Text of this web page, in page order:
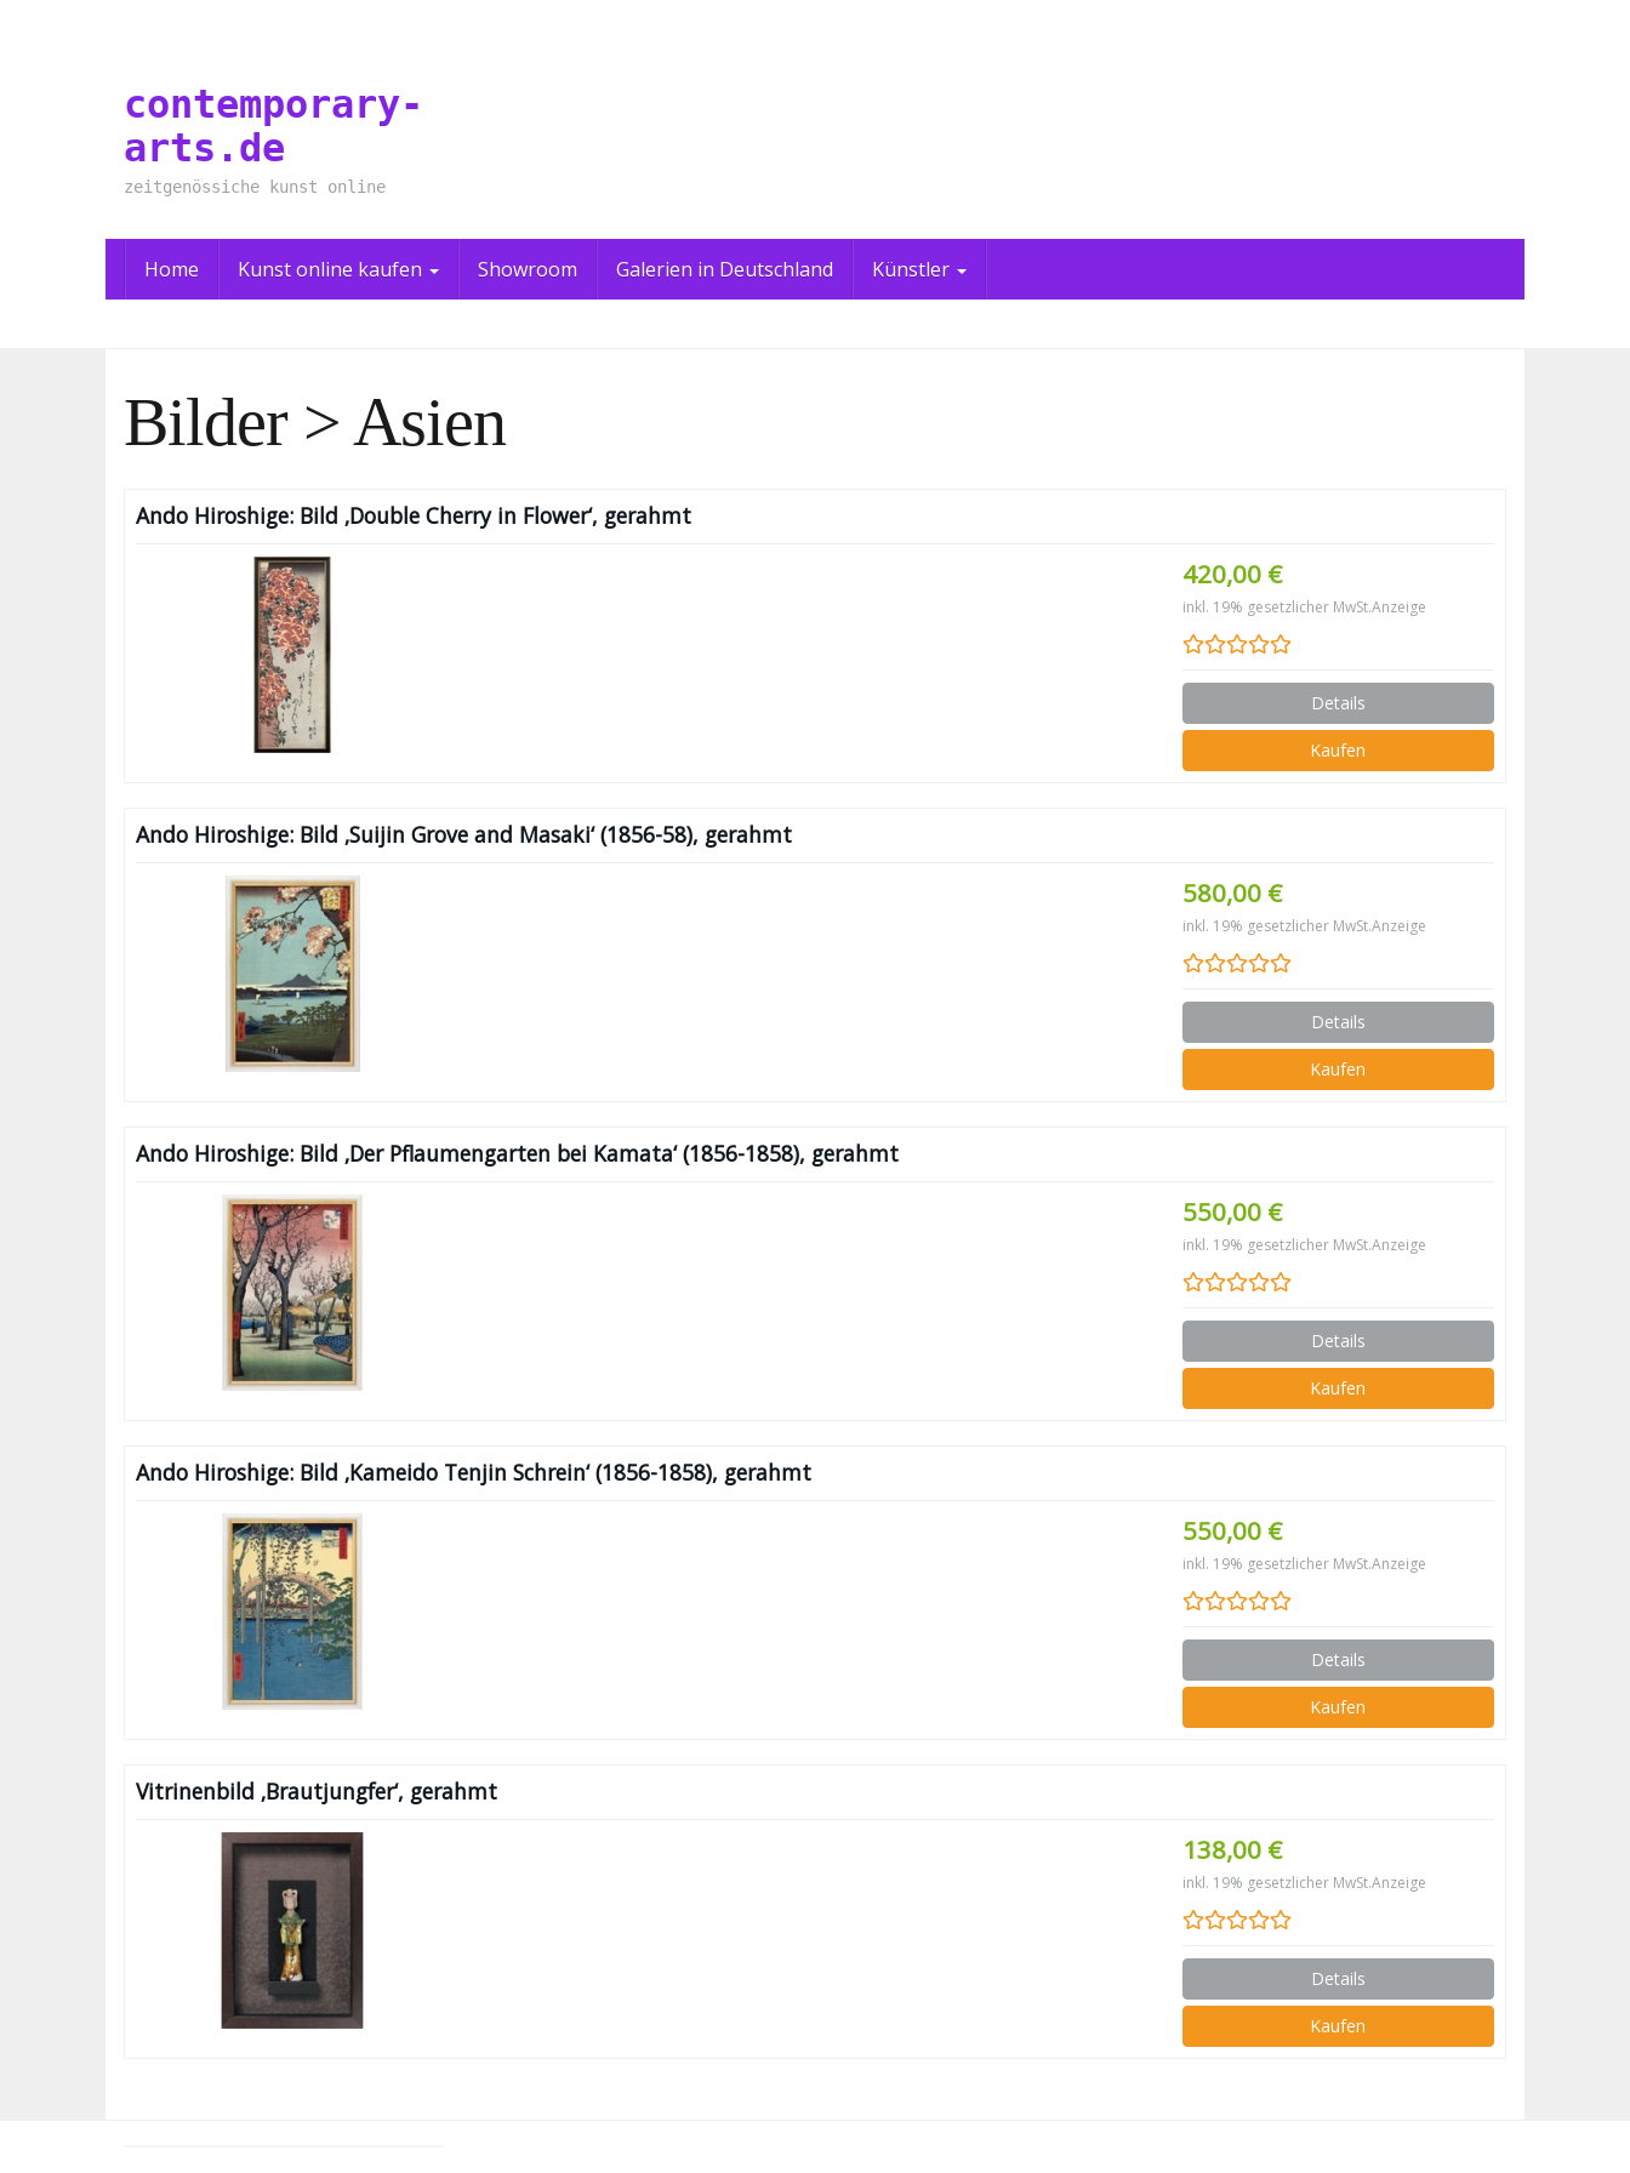
contemporary-
arts.de
zeitgenössiche kunst online
Home Kunst online kaufen Showroom Galerien in Deutschland Künstler
Bilder > Asien
Ando Hiroshige: Bild ‚Double Cherry in Flower‘, gerahmt
420,00 €
inkl. 19% gesetzlicher MwSt.Anzeige
Details
Kaufen
Ando Hiroshige: Bild ‚Suijin Grove and Masaki‘ (1856-58), gerahmt
580,00 €
inkl. 19% gesetzlicher MwSt.Anzeige
Details
Kaufen
Ando Hiroshige: Bild ‚Der Pflaumengarten bei Kamata‘ (1856-1858), gerahmt
550,00 €
inkl. 19% gesetzlicher MwSt.Anzeige
Details
Kaufen
Ando Hiroshige: Bild ‚Kameido Tenjin Schrein‘ (1856-1858), gerahmt
550,00 €
inkl. 19% gesetzlicher MwSt.Anzeige
Details
Kaufen
Vitrinenbild ‚Brautjungfer‘, gerahmt
138,00 €
inkl. 19% gesetzlicher MwSt.Anzeige
Details
Kaufen